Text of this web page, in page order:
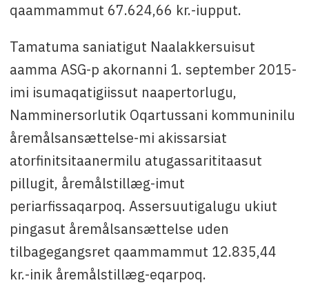
qaammammut 67.624,66 kr.-iupput.
Tamatuma saniatigut Naalakkersuisut
aamma ASG-p akornanni 1. september 2015-
imi isumaqatigiissut naapertorlugu,
Namminersorlutik Oqartussani kommuninilu
åremålsansættelse-mi akissarsiat
atorfinitsitaanermilu atugassarititaasut
pillugit, åremålstillæg-imut
periarfissaqarpoq. Assersuutigalugu ukiut
pingasut åremålsansættelse uden
tilbagegangsret qaammammut 12.835,44
kr.-inik åremålstillæg-eqarpoq.